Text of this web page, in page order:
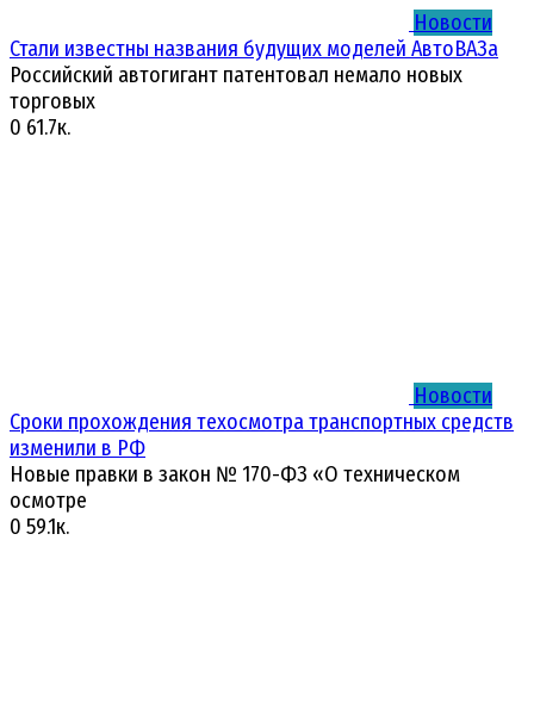
Новости
Стали известны названия будущих моделей АвтоВАЗа
Российский автогигант патентовал немало новых
торговых
0 61.7к.
Новости
Сроки прохождения техосмотра транспортных средств
изменили в РФ
Новые правки в закон № 170-ФЗ «О техническом
осмотре
0 59.1к.